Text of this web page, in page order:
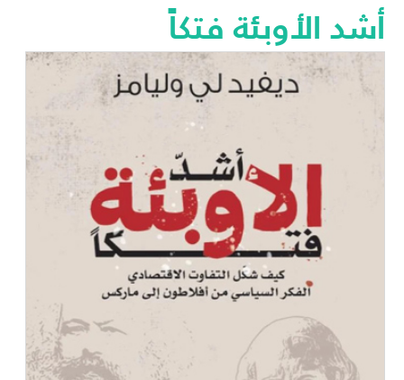
أشد الأوبئة فتكاً